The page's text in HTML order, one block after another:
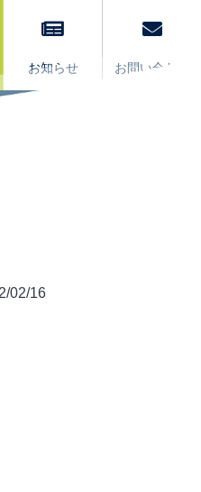
お問い合わせ
お知らせ
02/16